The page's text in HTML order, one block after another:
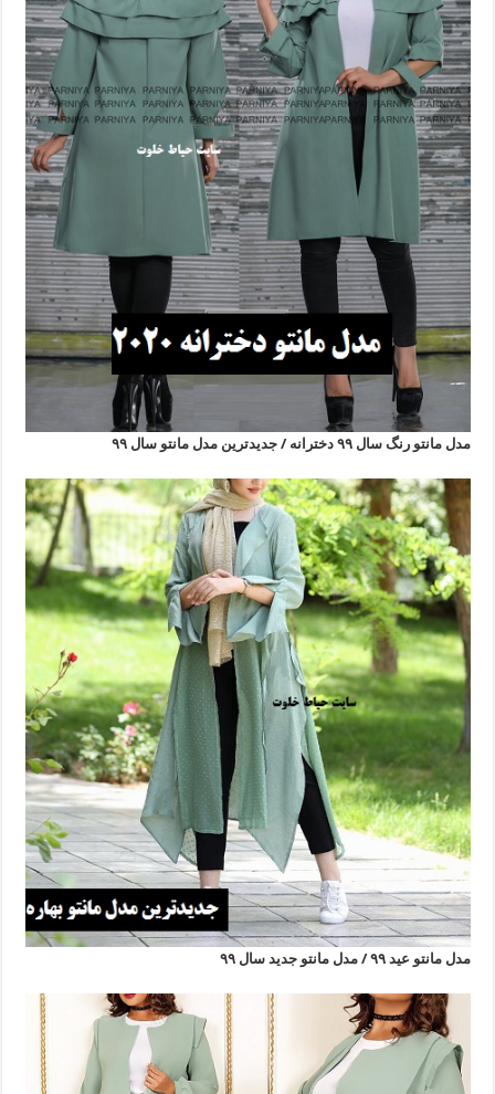
مدل مانتو رنگ سال ۹۹ دخترانه / جدیدترین مدل مانتو سال ۹۹
مدل مانتو عید ۹۹ / مدل مانتو جدید سال ۹۹